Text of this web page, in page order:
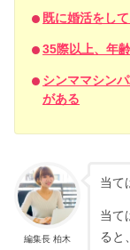
既に婚活をし
35際以上、年
シンママシン
がある
編集長 柏木
当て
当て
ると